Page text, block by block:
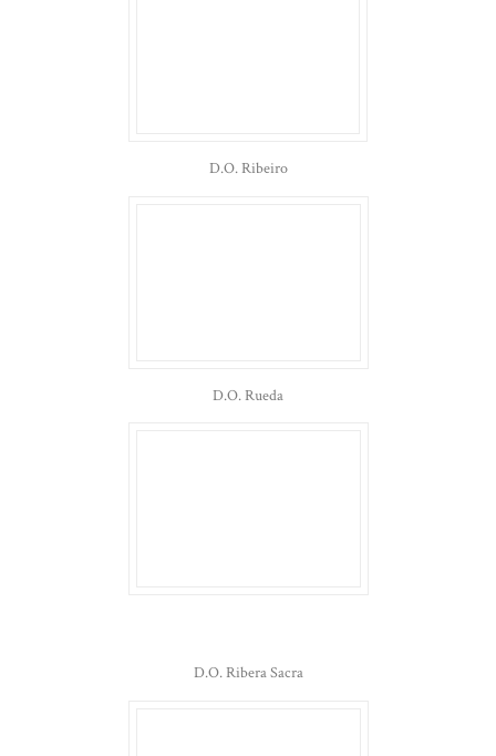
D.O. Ribeiro
D.O. Rueda
D.O. Ribera Sacra